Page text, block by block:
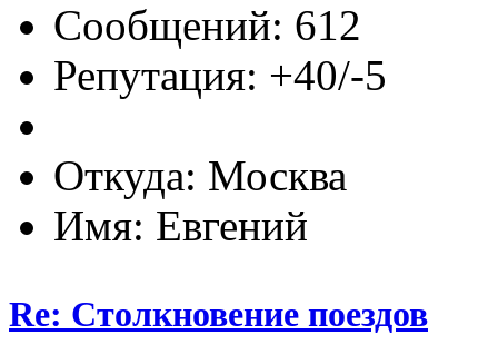
Сообщений: 612
Репутация: +40/-5
Откуда: Москва
Имя: Евгений
Re: Столкновение поездов